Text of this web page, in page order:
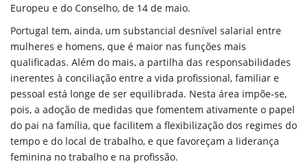
Europeu e do Conselho, de 14 de maio.
Portugal tem, ainda, um substancial desnível salarial entre
mulheres e homens, que é maior nas funções mais
qualificadas. Além do mais, a partilha das responsabilidades
inerentes à conciliação entre a vida profissional, familiar e
pessoal está longe de ser equilibrada. Nesta área impõe-se,
pois, a adoção de medidas que fomentem ativamente o papel
do pai na família, que facilitem a flexibilização dos regimes do
tempo e do local de trabalho, e que favoreçam a liderança
feminina no trabalho e na profissão.